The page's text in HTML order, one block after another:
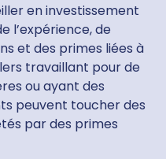
en investissement
l’expérience, de
et des primes liées à
travaillant pour de
ou ayant des
peuvent toucher des
par des primes